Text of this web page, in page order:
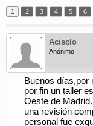
1 2 3 4 5 6
Acisclo
Anónimo
Buenos días,por
por fin un taller
Oeste de
una revisión
personal fue